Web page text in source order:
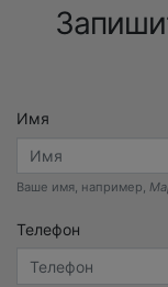
Имя
Ваше имя, например,
Телефон